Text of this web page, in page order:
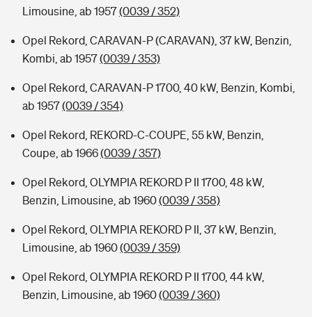
Limousine, ab 1957(0039 / 352)
Opel Rekord, CARAVAN-P (CARAVAN), 37 kW, Benzin,
Kombi, ab 1957(0039 / 353)
Opel Rekord, CARAVAN-P 1700, 40 kW, Benzin, Kombi,
ab 1957(0039 / 354)
Opel Rekord, REKORD-C-COUPE, 55 kW, Benzin,
Coupe, ab 1966(0039 / 357)
Opel Rekord, OLYMPIA REKORD P II 1700, 48 kW,
Benzin, Limousine, ab 1960(0039 / 358)
Opel Rekord, OLYMPIA REKORD P II, 37 kW, Benzin,
Limousine, ab 1960(0039 / 359)
Opel Rekord, OLYMPIA REKORD P II 1700, 44 kW,
Benzin, Limousine, ab 1960(0039 / 360)